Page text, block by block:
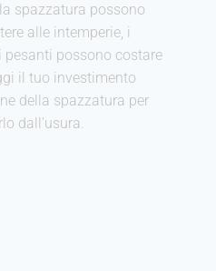
spazzatura possono
alle intemperie, i
pesanti possono costare
il tuo investimento
della spazzatura per
dall'usura.